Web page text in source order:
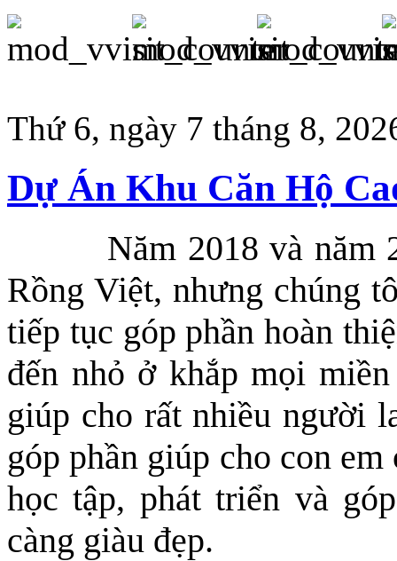
Thứ 6, ngày 7 tháng 8,
Dự Án Khu Căn Hộ
Năm 2018 và năm
Rồng Việt, nhưng chúng
tiếp tục góp phần hoàn
đến nhỏ ở khắp mọi
giúp cho rất nhiều người
góp phần giúp cho con
học tập, phát triển và
càng giàu đẹp.